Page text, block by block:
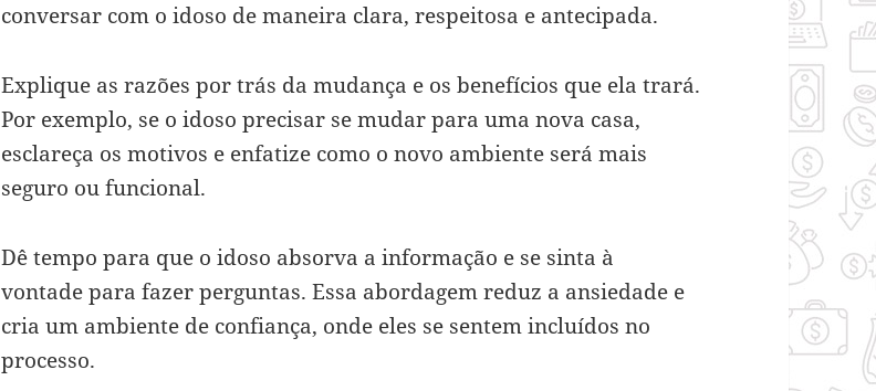
conversar com o idoso de maneira clara, respeitosa e antecipada.
Explique as razões por trás da mudança e os benefícios que ela trará.
Por exemplo, se o idoso precisar se mudar para uma nova casa,
esclareça os motivos e enfatize como o novo ambiente será mais
seguro ou funcional.
Dê tempo para que o idoso absorva a informação e se sinta à
vontade para fazer perguntas. Essa abordagem reduz a ansiedade e
cria um ambiente de confiança, onde eles se sentem incluídos no
processo.